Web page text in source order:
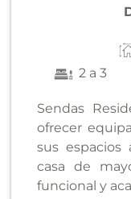
2 a 3
Sendas
ofrecer
sus
casa de
funcional y